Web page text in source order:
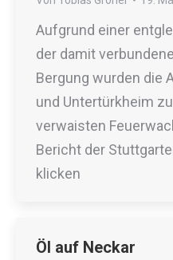
Aufgrund einer
der damit
Bergung wurden die
und Untertürkheim
verwaisten
Bericht der
klicken
Öl auf Neckar